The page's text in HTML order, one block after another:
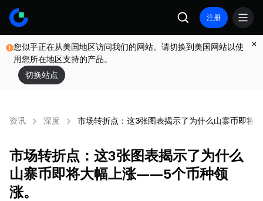
注册
您似乎正在从美国地区访问我们的网站。请切换到美国网站以使
用您所在地区支持的产品。
切换站点
资讯 深度 市场转折点：这3张图表揭示了为什么山寨币即
市场转折点：这3张图表揭示了为什么
山寨币即将大幅上涨——5个币种领
涨。